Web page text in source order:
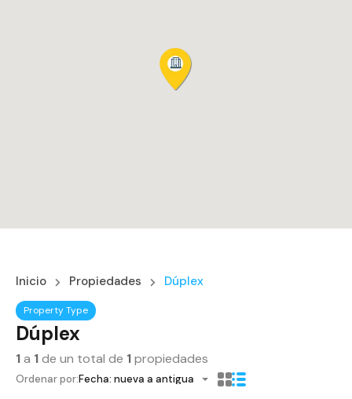
Inicio Propiedades Dúplex
Property Type
Dúplex
1a 1de un total de 1propiedades
Ordenar por:Fecha: nueva a antigua